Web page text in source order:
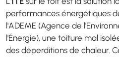
performances énergétiques
l'ADEME (Agence de
l'Énergie), une toiture mal
des déperditions de chaleur.